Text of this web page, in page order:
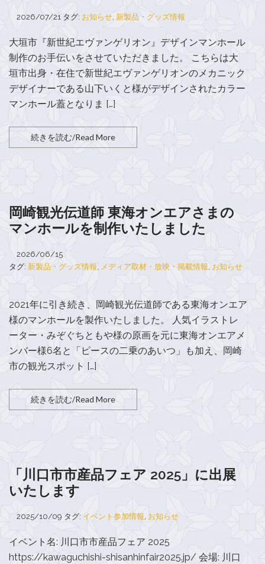
2026/07/21 タグ: お知らせ, 新製品・グッズ情報
大垣市『新世紀エヴァンゲリオン』デザインマンホール
制作のお手伝いをさせていただきました。 こちらは大
垣市出身・在住で新世紀エヴァンゲリオンのメカニック
デザイナーである山下いくと様がデザインされたカラー
マンホール蓋となりま […]
続きを読む/Read More
岡崎観光伝道師 東海オンエアさまの
マンホールを制作いたしました
2026/06/15
タグ: 新製品・グッズ情報, メディア取材・放映・掲載情報, お知らせ
2021年に引き続き、岡崎観光伝道師である東海オンエア
様のマンホールを製作いたしました。 人気イラストレ
ーター・みぞぐちともや様の原画を元に東海オンエアメ
ンバー様6名と「ピースの二乗のあいつ」も加え、岡崎
市の観光スポット […]
続きを読む/Read More
「川口市市産品フェア 2025」に出展
いたします
2025/10/09 タグ: イベント参加情報, お知らせ
イベント名: 川口市市産品フェア 2025
https://kawaguchishi-shisanhinfair2025.jp/ 会場: 川口